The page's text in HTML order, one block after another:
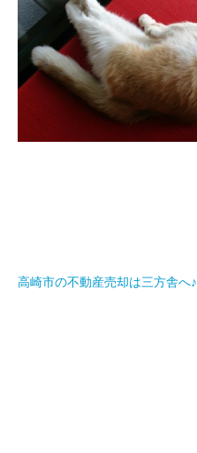
高崎市の不動産売却は三方舎へ♪